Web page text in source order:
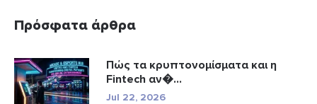
Πρόσφατα άρθρα
Πώς τα κρυπτονομίσματα και η
Fintech αν�...
Jul 22, 2026